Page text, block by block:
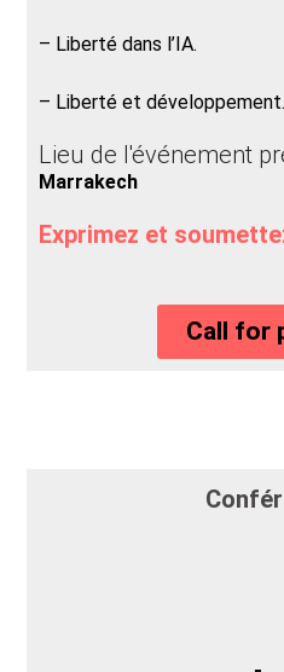
– Liberté dans l’IA.
– Liberté et développement.
Lieu de l'événement
Marrakech
Exprimez et
Call for